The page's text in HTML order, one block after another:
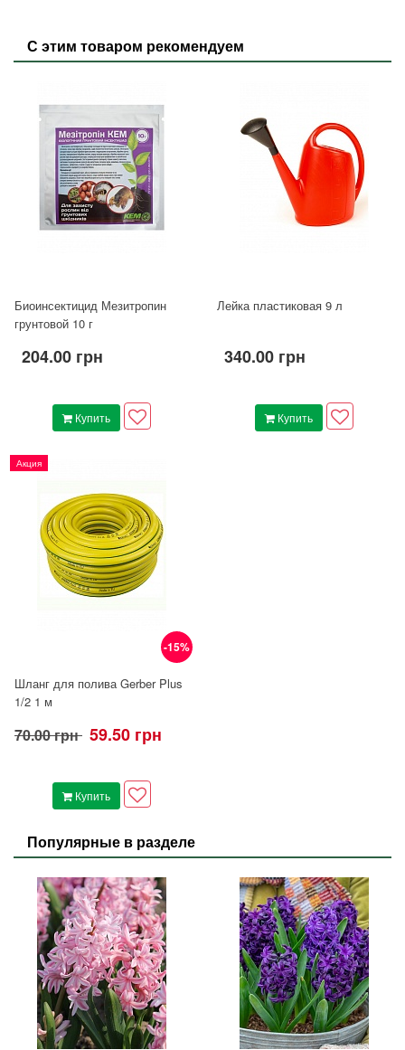
С этим товаром рекомендуем
Биоинсектицид Мезитропин
грунтовой 10 г
204.00 грн
Купить
Лейка пластиковая 9 л
340.00 грн
Купить
-15%
Акция
Шланг для полива Gerber Plus
1/2 1 м
70.00 грн 59.50 грн
Купить
Популярные в разделе